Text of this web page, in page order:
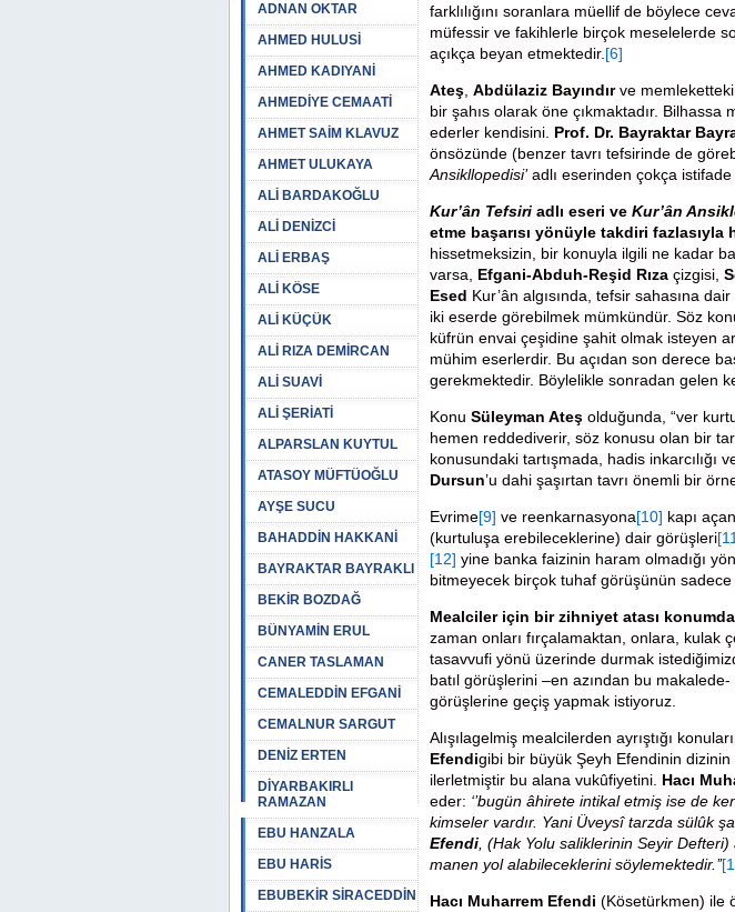
ADNAN OKTAR
AHMED HULUSİ
AHMED KADIYANİ
AHMEDİYE CEMAATİ
AHMET SAİM KLAVUZ
AHMET ULUKAYA
ALİ BARDAKOĞLU
ALİ DENİZCİ
ALİ ERBAŞ
ALİ KÖSE
ALİ KÜÇÜK
ALİ RIZA DEMİRCAN
ALİ SUAVİ
ALİ ŞERİATİ
ALPARSLAN KUYTUL
ATASOY MÜFTÜOĞLU
AYŞE SUCU
BAHADDİN HAKKANİ
BAYRAKTAR BAYRAKLI
BEKİR BOZDAĞ
BÜNYAMİN ERUL
CANER TASLAMAN
CEMALEDDİN EFGANİ
CEMALNUR SARGUT
DENİZ ERTEN
DİYARBAKIRLI
RAMAZAN
EBU HANZALA
EBU HARİS
EBUBEKİR SİRACEDDİN
farklılığını soranlara müellif de böylece
müfessir ve fakihlerle birçok meselelerde
açıkça beyan etmektedir. [6]
Ateş Abdülaziz Bayındır ve
bir şahıs olarak öne çıkmaktadır.
ederler kendisini. Prof. Dr. Bayraktar
önsözünde (benzer tavrı tefsirinde de
Ansikllopedisi’ adlı eserinden çokça
Kur’ân Tefsiri adlı eseri ve Kur’ân
etme başarısı yönüyle takdiri fazlasıyla
hissetmeksizin, bir konuyla ilgili ne kadar
varsa,
Efgani-Abduh-Reşid Rıza çizgisi,
Esed Kur’ân algısında, tefsir sahasına
iki eserde görebilmek mümkündür. Söz
küfrün envai çeşidine şahit olmak isteyen
mühim eserlerdir. Bu açıdan son derece
gerekmektedir. Böylelikle sonradan gelen
Konu Süleyman Ateş olduğunda, “ver
hemen reddediverir, söz konusu olan bir
konusundaki tartışmada, hadis
Dursun’u dahi şaşırtan tavrı önemli bir
Evrime[9] ve reenkarnasyona[10] kapı
(kurtuluşa erebileceklerine) dair görüşleri
[12] yine banka faizinin haram olmadığı
bitmeyecek birçok tuhaf görüşünün sadece
Mealciler için bir zihniyet atası konumda
zaman onları fırçalamaktan, onlara, kulak
tasavvufi yönü üzerinde durmak
batıl görüşlerini –en azından bu
görüşlerine geçiş yapmak istiyoruz.
Alışılagelmiş mealcilerden ayrıştığı
Efendigibi bir büyük Şeyh Efendinin
ilerletmiştir bu alana vukûfiyetini. Hacı
eder: ‘’bugün âhirete intikal etmiş ise de
kimseler vardır. Yani Üveysî tarzda sülûk
Efendi , (Hak Yolu saliklerinin Seyir
manen yol alabileceklerini söylemektedir.’’
Hacı Muharrem Efendi (Kösetürkmen) ile